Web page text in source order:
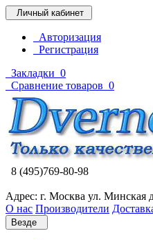
Личный кабинет
Авторизация
Регистрация
Закладки 0
Сравнение товаров 0
8 (495)769-80-98
Адрес: г. Москва ул. Минская
О нас Производители
Везде